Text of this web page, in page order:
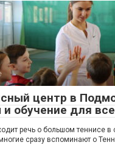
центр в
и обучение для
речь о большом теннисе в
сразу вспоминают о